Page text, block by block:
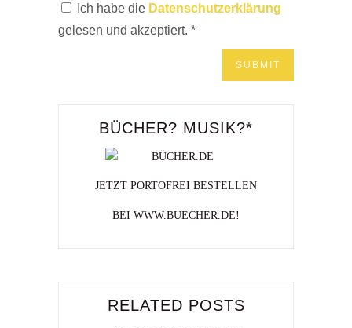
Ich habe die Datenschutzerklärung
gelesen und akzeptiert. *
BÜCHER? MUSIK?*
JETZT PORTOFREI BESTELLEN
BEI WWW.BUECHER.DE!
RELATED POSTS